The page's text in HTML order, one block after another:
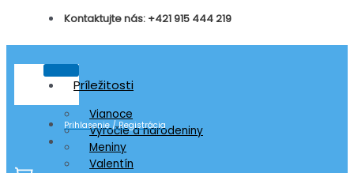
Kontaktujte nás: +421 915 444 219
Príležitosti
Vianoce
Výročie a narodeniny
Meniny
Valentín
Prihlasenie / Registrácia